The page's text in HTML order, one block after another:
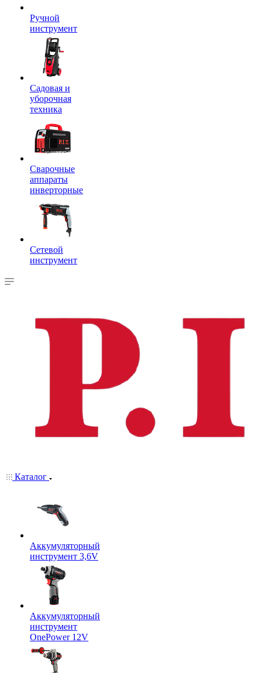
Ручной
инструмент
Садовая и
уборочная
техника
Сварочные
аппараты
инверторные
Сетевой
инструмент
Каталог
Аккумуляторный
инструмент 3,6V
Аккумуляторный
инструмент
OnePower 12V